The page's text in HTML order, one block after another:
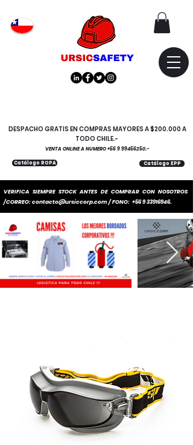
VERIFICA SIEMPRE STOCK ANTES DE COMPRAR CON NOSOTROS
/CORREO:contacto@ursiccorp.com/ FONO: +56 9 33916946.
Catálogo EPP
Catálogo ROPA
DESPACHO GRATIS EN COMPRAS MAYORES A $200.000 A
TODO CHILE.-
VENTA ONLINE A NUMERO+56 9 99456250.-